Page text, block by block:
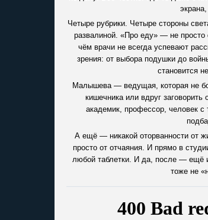
Четыре рубрики. Четыре стороны
развалиной. «Про еду» — не
чём врачи не всегда успевают
зрения: от выбора подушки до
становится
Малышева — ведущая, которая не
кишечника или вдруг
академик, профессор, человек с
А ещё — никакой оторванности от
просто от отчаяния. И прямо в
любой таблетки. И да, после — ещё
тоже не